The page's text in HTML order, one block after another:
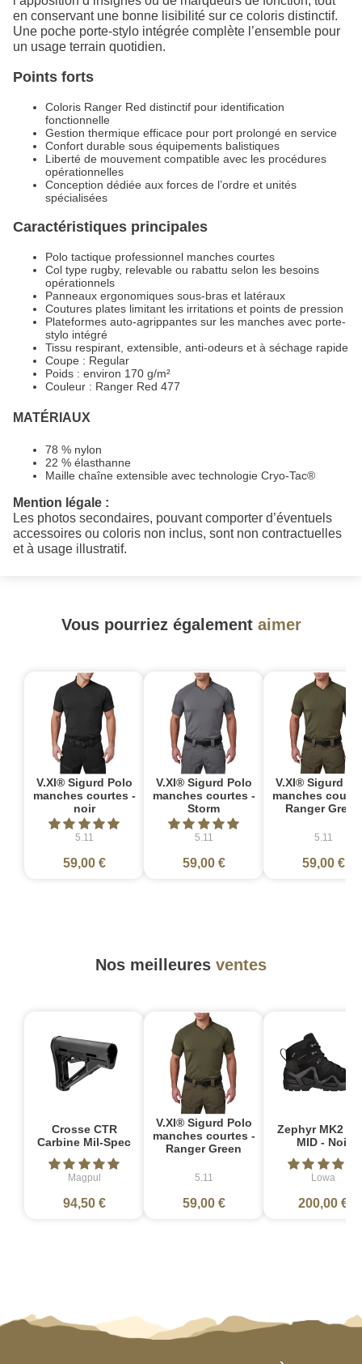
en conservant une bonne lisibilité sur ce coloris distinctif.
Une poche porte-stylo intégrée complète l’ensemble pour
un usage terrain quotidien.
Points forts
Coloris Ranger Red distinctif pour identification
fonctionnelle
Gestion thermique efficace pour port prolongé en service
Confort durable sous équipements balistiques
Liberté de mouvement compatible avec les procédures
opérationnelles
Conception dédiée aux forces de l’ordre et unités
spécialisées
Caractéristiques principales
Polo tactique professionnel manches courtes
Col type rugby, relevable ou rabattu selon les besoins
opérationnels
Panneaux ergonomiques sous-bras et latéraux
Coutures plates limitant les irritations et points de pression
Plateformes auto-agrippantes sur les manches avec porte-
stylo intégré
Tissu respirant, extensible, anti-odeurs et à séchage rapide
Coupe : Regular
Poids : environ 170 g/m²
Couleur : Ranger Red 477
MATÉRIAUX
78 % nylon
22 % élasthanne
Maille chaîne extensible avec technologie Cryo-Tac®
Mention légale :
Les photos secondaires, pouvant comporter d’éventuels
accessoires ou coloris non inclus, sont non contractuelles
et à usage illustratif.
Vous pourriez également aimer
V.XI® Sigurd Polo
manches courtes -
noir
5.11
59,00 €
V.XI® Sigurd Polo
manches courtes -
Storm
5.11
59,00 €
V.XI® Sigurd
manches
Ranger Green
5.11
59,00 €
Nos meilleures ventes
Crosse CTR
Carbine Mil-Spec
Magpul
94,50 €
V.XI® Sigurd Polo
manches courtes -
Ranger Green
5.11
59,00 €
Zephyr MK2
MID - Noir
Lowa
200,00 €